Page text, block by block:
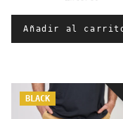
Añadir al
BLACK